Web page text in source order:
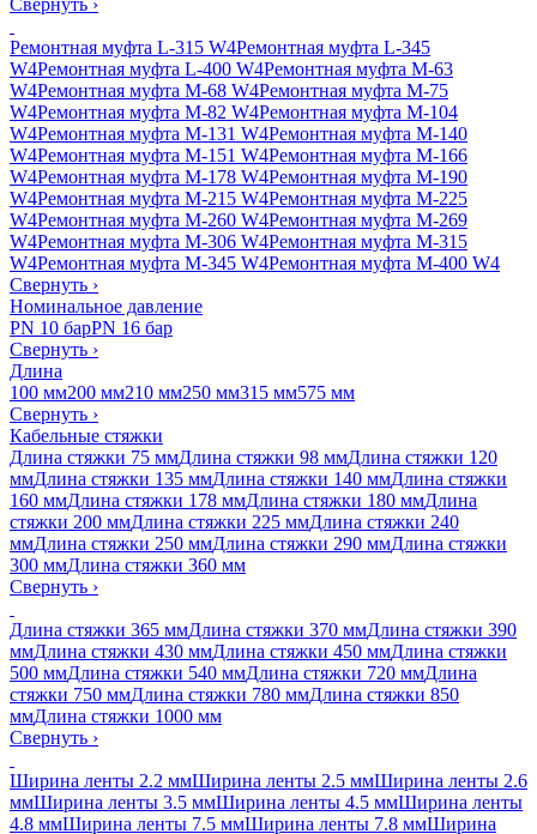
Свернуть ›
Ремонтная муфта L-315 W4Ремонтная муфта L-345
W4Ремонтная муфта L-400 W4Ремонтная муфта M-63
W4Ремонтная муфта M-68 W4Ремонтная муфта M-75
W4Ремонтная муфта M-82 W4Ремонтная муфта M-104
W4Ремонтная муфта M-131 W4Ремонтная муфта M-140
W4Ремонтная муфта M-151 W4Ремонтная муфта M-166
W4Ремонтная муфта M-178 W4Ремонтная муфта M-190
W4Ремонтная муфта M-215 W4Ремонтная муфта M-225
W4Ремонтная муфта M-260 W4Ремонтная муфта M-269
W4Ремонтная муфта M-306 W4Ремонтная муфта M-315
W4Ремонтная муфта M-345 W4Ремонтная муфта M-400 W4
Свернуть ›
Номинальное давление
PN 10 барPN 16 бар
Свернуть ›
Длина
100 мм200 мм210 мм250 мм315 мм575 мм
Свернуть ›
Кабельные стяжки
Длина стяжки 75 ммДлина стяжки 98 ммДлина стяжки 120
ммДлина стяжки 135 ммДлина стяжки 140 ммДлина стяжки
160 ммДлина стяжки 178 ммДлина стяжки 180 ммДлина
стяжки 200 ммДлина стяжки 225 ммДлина стяжки 240
ммДлина стяжки 250 ммДлина стяжки 290 ммДлина стяжки
300 ммДлина стяжки 360 мм
Свернуть ›
Длина стяжки 365 ммДлина стяжки 370 ммДлина стяжки 390
ммДлина стяжки 430 ммДлина стяжки 450 ммДлина стяжки
500 ммДлина стяжки 540 ммДлина стяжки 720 ммДлина
стяжки 750 ммДлина стяжки 780 ммДлина стяжки 850
ммДлина стяжки 1000 мм
Свернуть ›
Ширина ленты 2.2 ммШирина ленты 2.5 ммШирина ленты 2.6
ммШирина ленты 3.5 ммШирина ленты 4.5 ммШирина ленты
4.8 ммШирина ленты 7.5 ммШирина ленты 7.8 ммШирина